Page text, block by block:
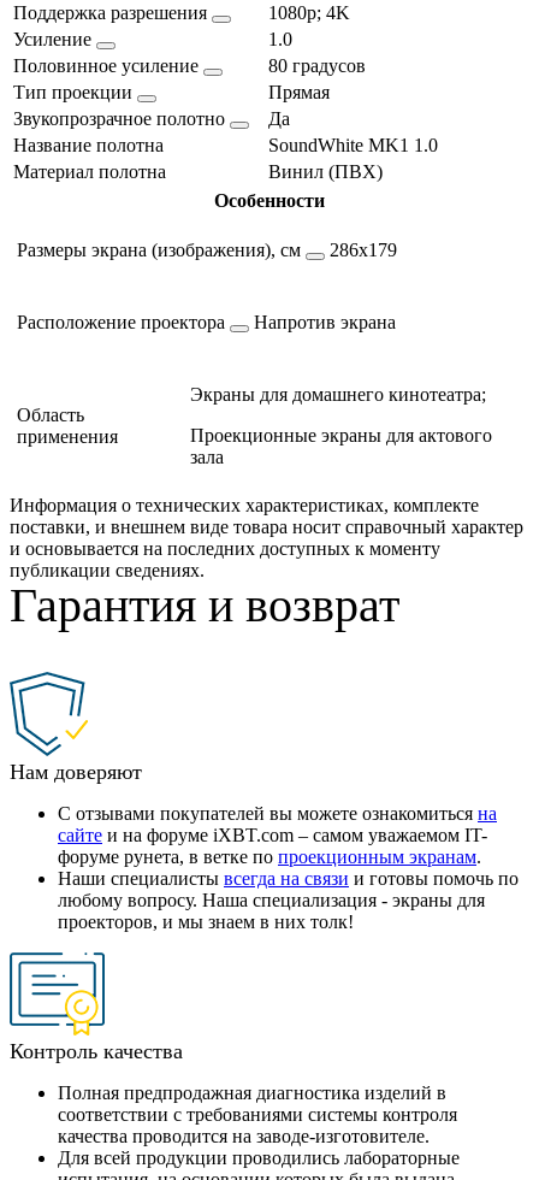
Поддержка разрешения
1080p; 4K
Усиление
1.0
Половинное усиление
80 градусов
Тип проекции
Прямая
Звукопрозрачное полотно
Да
Название полотна
SoundWhite MK1 1.0
Материал полотна
Винил (ПВХ)
Особенности
Размеры экрана (изображения), см 286х179
Расположение проектора Напротив экрана
Область
применения
Экраны для домашнего кинотеатра;
Проекционные экраны для актового
зала
Информация о технических характеристиках, комплекте
поставки, и внешнем виде товара носит справочный характер
и основывается на последних доступных к моменту
публикации сведениях.
Гарантия и возврат
Нам доверяют
С отзывами покупателей вы можете ознакомиться на
сайте и на форуме iXBT.com – самом уважаемом IT-
форуме рунета, в ветке по проекционным экранам.
Наши специалисты всегда на связи и готовы помочь по
любому вопросу. Наша специализация - экраны для
проекторов, и мы знаем в них толк!
Контроль качества
Полная предпродажная диагностика изделий в
соответствии с требованиями системы контроля
качества проводится на заводе-изготовителе.
Для всей продукции проводились лабораторные